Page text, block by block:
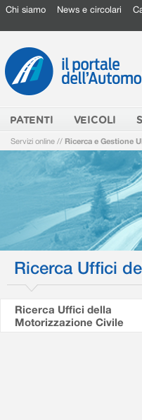
Chi siamo News e circolari
PATENTI VEICOLI
Servizi online // Ricerca e Gestione
Ricerca Uffici
Ricerca Uffici della
Motorizzazione Civile